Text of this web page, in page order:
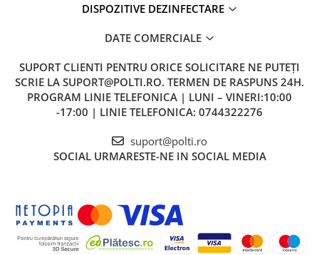
DISPOZITIVE DEZINFECTARE
DATE COMERCIALE
SUPORT CLIENTI PENTRU ORICE SOLICITARE NE PUTEȚI
SCRIE LA SUPORT@POLTI.RO. TERMEN DE RASPUNS 24H.
PROGRAM LINIE TELEFONICA | LUNI – VINERI:10:00
-17:00 | LINIE TELEFONICA: 0744322276
suport@polti.ro
SOCIAL URMARESTE-NE IN SOCIAL MEDIA